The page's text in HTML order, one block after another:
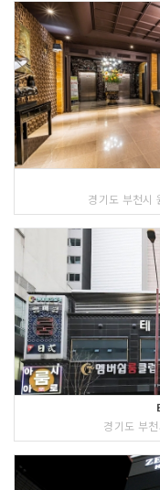
경기도 부천시
경기도 부